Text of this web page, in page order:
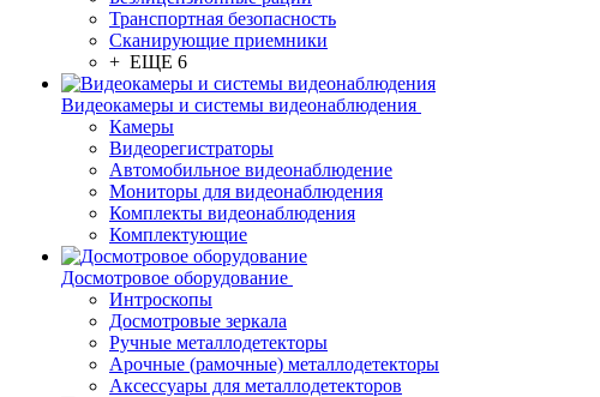
Транспортная безопасность
Сканирующие приемники
+ ЕЩЕ 6
Видеокамеры и системы видеонаблюдения
Камеры
Видеорегистраторы
Автомобильное видеонаблюдение
Мониторы для видеонаблюдения
Комплекты видеонаблюдения
Комплектующие
Досмотровое оборудование
Интроскопы
Досмотровые зеркала
Ручные металлодетекторы
Арочные (рамочные) металлодетекторы
Аксессуары для металлодетекторов